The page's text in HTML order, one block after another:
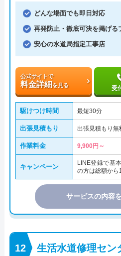
どんな場面でも即日対応
再発防止・徹底可決を掲げる
安心の水道局指定工事店
公式サイトで
料金詳細を見る 受
駆けつけ時間 最短30分
出張見積もり 出張見積もり無
作業料金 9,900円～
キャンペーン
LINE登録で基
の方は総額から
サービスの内容
生活水道修理セン